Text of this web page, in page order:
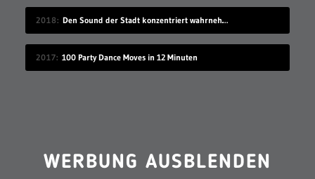
2018 Den Sound der Stadt konzentriert wahrnehmen
2017 100 Party Dance Moves in 12 Minuten
WERBUNG AUSBLENDEN